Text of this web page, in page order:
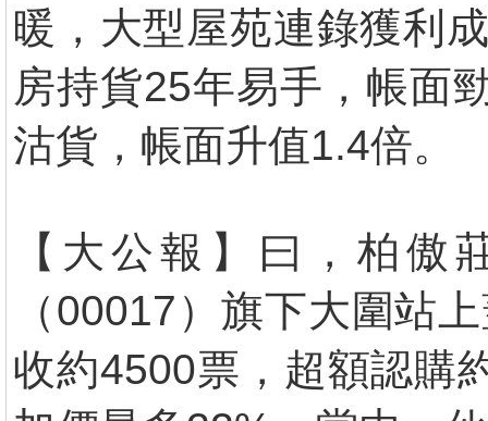
暖，大型屋苑連錄獲利
房持貨25年易手，帳面
沽貨，帳面升值1.4倍。
【大公報】曰，柏傲
（00017）旗下大圍站
收約4500票，超額認購